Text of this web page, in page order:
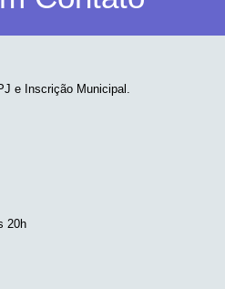
e Inscrição Municipal.
20h